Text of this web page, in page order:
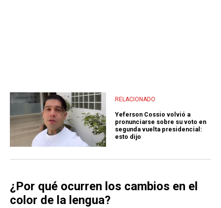
RELACIONADO
Yeferson Cossio volvió a
pronunciarse sobre su voto en
segunda vuelta presidencial:
esto dijo
¿Por qué ocurren los cambios en el
color de la lengua?